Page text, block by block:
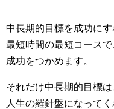
中長期的目標を成功にす
最短時間の最短コースで
成功をつかめます。
それだけ中長期的目標は
人生の羅針盤になってく